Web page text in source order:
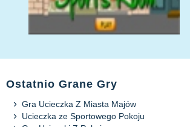
Ostatnio Grane Gry
Gra Ucieczka Z Miasta Majów
Ucieczka ze Sportowego Pokoju